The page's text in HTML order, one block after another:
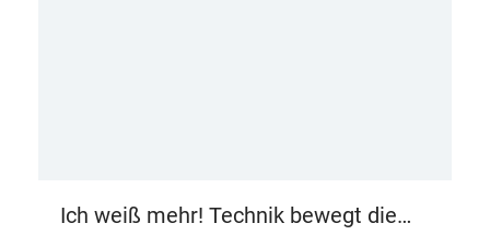
Ich weiß mehr! Technik bewegt die